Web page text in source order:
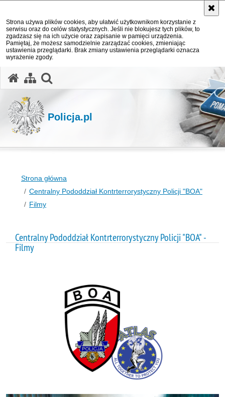
Strona używa plików cookies, aby ułatwić użytkownikom korzystanie z
serwisu oraz do celów statystycznych. Jeśli nie blokujesz tych plików, to
zgadzasz się na ich użycie oraz zapisanie w pamięci urządzenia.
Pamiętaj, że możesz samodzielnie zarządzać cookies, zmieniając
ustawienia przeglądarki. Brak zmiany ustawienia przeglądarki oznacza
wyrażenie zgody.
Policja.pl
Strona główna
Centralny Pododdział Kontrterrorystyczny Policji "BOA"
Filmy
Centralny Pododdział Kontrterrorystyczny Policji "BOA" -
Filmy